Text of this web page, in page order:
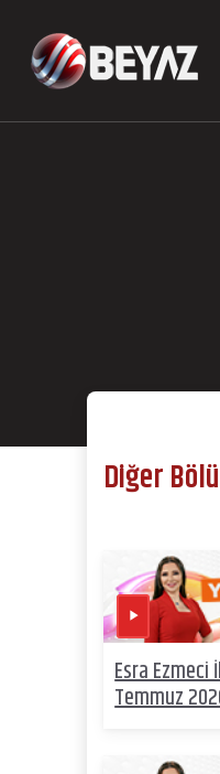
Diğer
Esra Ezmeci
Temmuz